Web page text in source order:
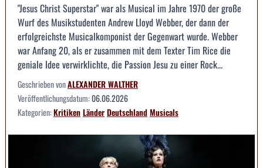
"Jesus Christ Superstar" war als Musical im Jahre 1970 der große
Wurf des Musikstudenten Andrew Lloyd Webber, der dann der
erfolgreichste Musicalkomponist der Gegenwart wurde. Webber
war Anfang 20, als er zusammen mit dem Texter Tim Rice die
geniale Idee verwirklichte, die Passion Jesu zu einer Rock...
Geschrieben vonALEXANDER WALTHER
Veröffentlichungsdatum:06.06.2026
Kategorien:KritikenLänderDeutschlandMusicals